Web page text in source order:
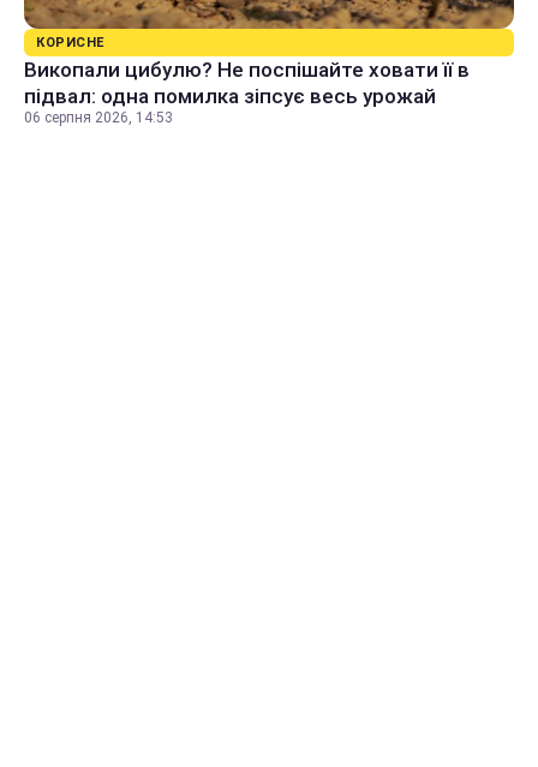
КОРИСНЕ
Викопали цибулю? Не поспішайте ховати її в
підвал: одна помилка зіпсує весь урожай
06 серпня 2026, 14:53